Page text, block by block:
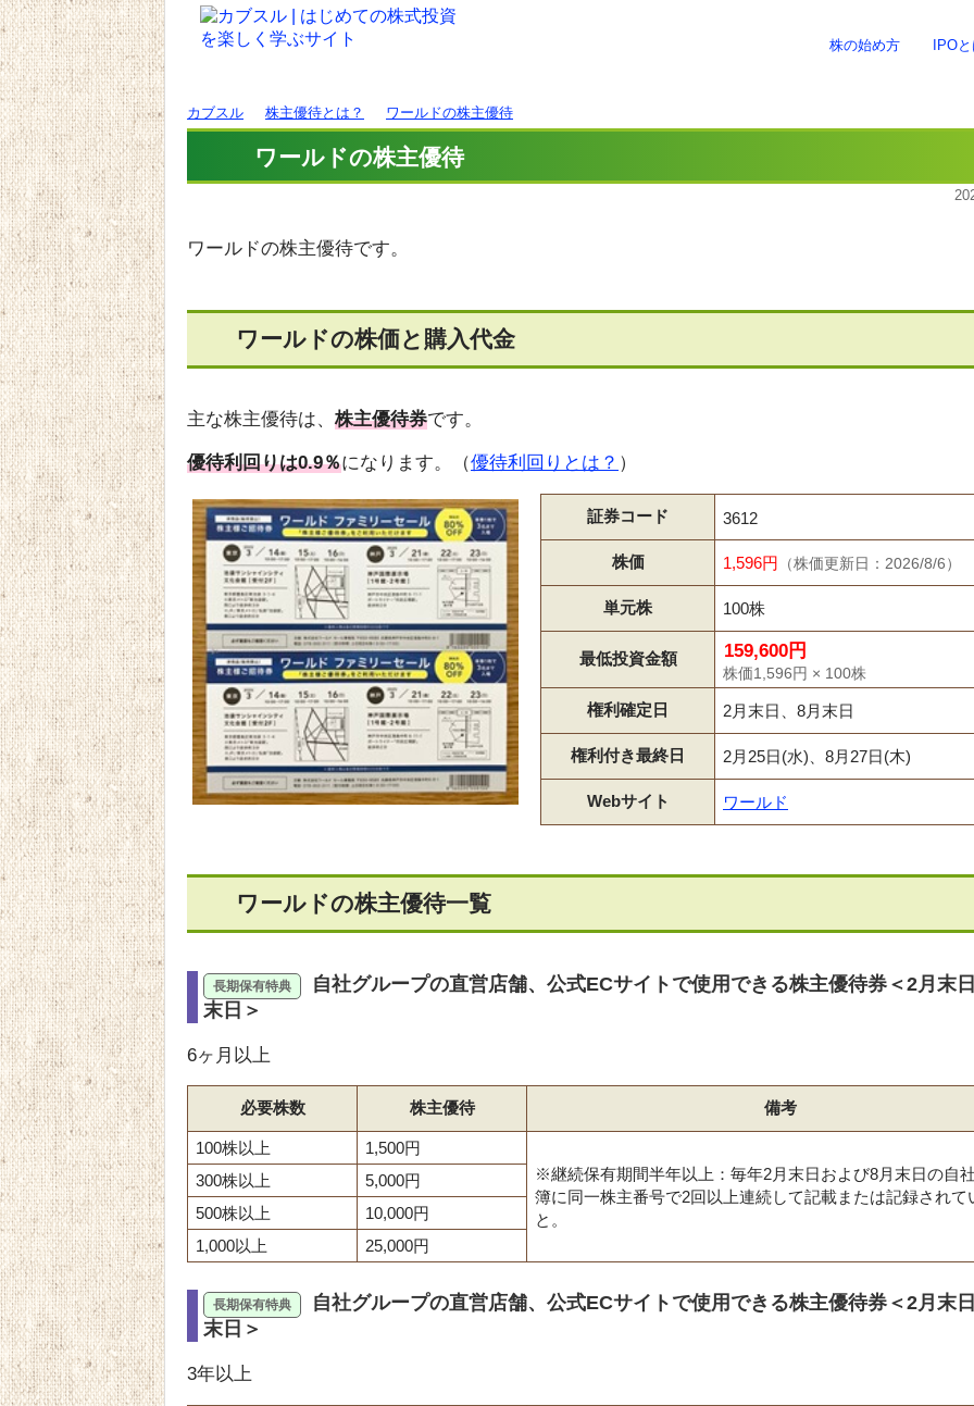
株の始め方 IPO
カブスル 株主優待とは？ ワールドの株主優待
ワールドの株主優待
ワールドの株主優待です。
ワールドの株価と購入代金
主な株主優待は、 株主優待券です。
優待利回りは0.9％になります。（優待利回りとは？ ）
証券コード 3612
株価 1,596円 （株価更新日：2026/8/6）
単元株 100株
最低投資金額 159,600円
株価1,596円 × 100株
権利確定日 2月末日、8月末日
権利付き最終日 2月25日(水)、8月27日(木)
Webサイト ワールド
ワールドの株主優待一覧
自社グループの直営店舗、公式ECサイトで使用できる株主優待券＜2月末
末日＞
6ヶ月以上
必要株数 株主優待 備考
100株以上
1,500円
※継続保有期間半年以上：毎年2月末日および8月末日の自
簿に同一株主番号で2回以上連続して記載または記録されて
と。
300株以上
5,000円
500株以上
10,000円
1,000以上
25,000円
自社グループの直営店舗、公式ECサイトで使用できる株主優待券＜2月末
末日＞
3年以上